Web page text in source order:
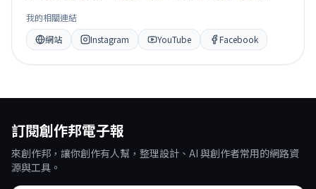
我的相關連結
網站
Instagram YouTube Facebook
訂閱創作邦電子報
來創作邦，讓你創作有人幫，整理設計、AI 與創作者常用的網路資
源與工具。